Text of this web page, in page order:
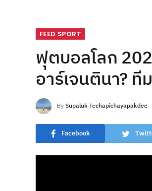
FEED SPORT
ฟุตบอลโลก
อาร์เจนตินา?
BySupaluk Techapichayapakdee
Facebook